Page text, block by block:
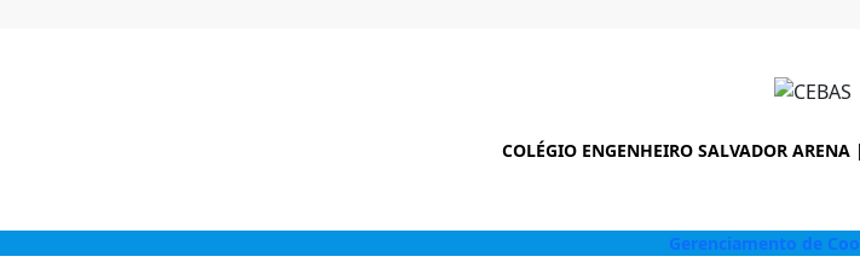
COLÉGIO ENGENHEIRO SALVADOR
Gerenciamento de